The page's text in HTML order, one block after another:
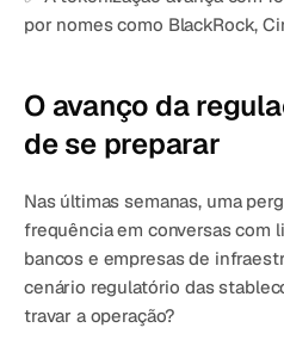
por nomes como BlackRock,
O avanço da
de se preparar
Nas últimas semanas, uma
frequência em conversas com
bancos e empresas de
cenário regulatório das
travar a operação?